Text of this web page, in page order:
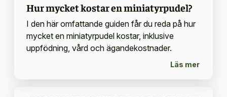
Hur mycket kostar en miniatyrpudel?
I den här omfattande guiden får du reda på hur
mycket en miniatyrpudel kostar, inklusive
uppfödning, vård och ägandekostnader.
Läs mer